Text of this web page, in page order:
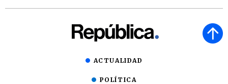
ACTUALIDAD
POLÍTICA